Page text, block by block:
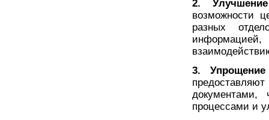
2.
возможности
разных
информацией,
3. Упрощение
процессами и